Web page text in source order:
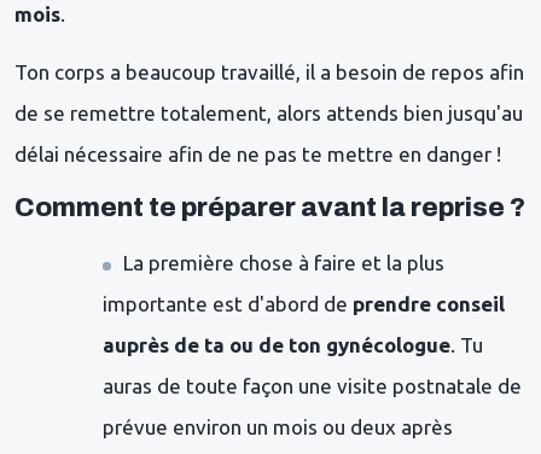
mois
Ton corps a beaucoup travaillé, il a besoin de repos afin
de se remettre totalement, alors attends bien jusqu'au
délai nécessaire afin de ne pas te mettre en danger !
Comment te préparer avant la reprise ?
La première chose à faire et la plus
importante est d'abord de prendre conseil
auprès de ta ou de ton gynécologue . Tu
auras de toute façon une visite postnatale de
prévue environ un mois ou deux après